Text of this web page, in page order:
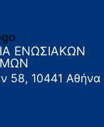
ΕΝΩΣΙΑΚΩΝ
58, 10441 Αθήνα